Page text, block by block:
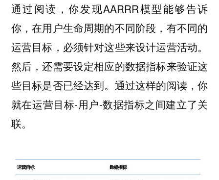
通过阅读，你发现AARRR模型能够告诉
你，在用户生命周期的不同阶段，有不同的
运营目标，必须针对这些来设计运营活动。
然后，还需要设定相应的数据指标来验证这
些目标是否已经达到。通过这样的阅读，你
就在运营目标-用户-数据指标之间建立了关
联。